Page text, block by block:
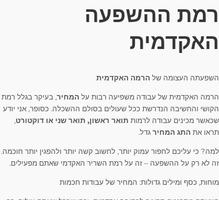
רמת ההשפעה
האקדמית
השפעתה העצומה של הרמה האקדמית
הרמה האקדמית של עבודה משפיעה רבות על המחיר, בעיקר בגלל רמת
הקושי והחשיבה הנדרשת ככל שעולים בסולם ההשכלה. כסופר, אני יודע
שכאשר מכינים עבודה לרמות תואר ראשון, תואר שני או דוקטורט,
תראו את התג המחיר גדל.
למה? כי עליכם לחפור עמוק יותר, לחשוב קשה יותר ולהפגין יותר חוכמה.
זה לא רק על ההשפעה – זה על רמת השריר האקדמי שאתם מפעילים.
מוחות, כסף ומילים גדולות: המחיר של עבודות חכמות